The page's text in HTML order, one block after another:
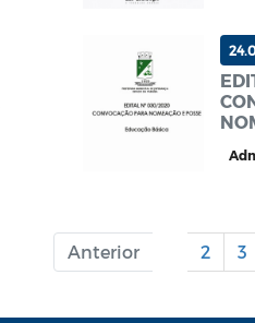
Anterior 2 3